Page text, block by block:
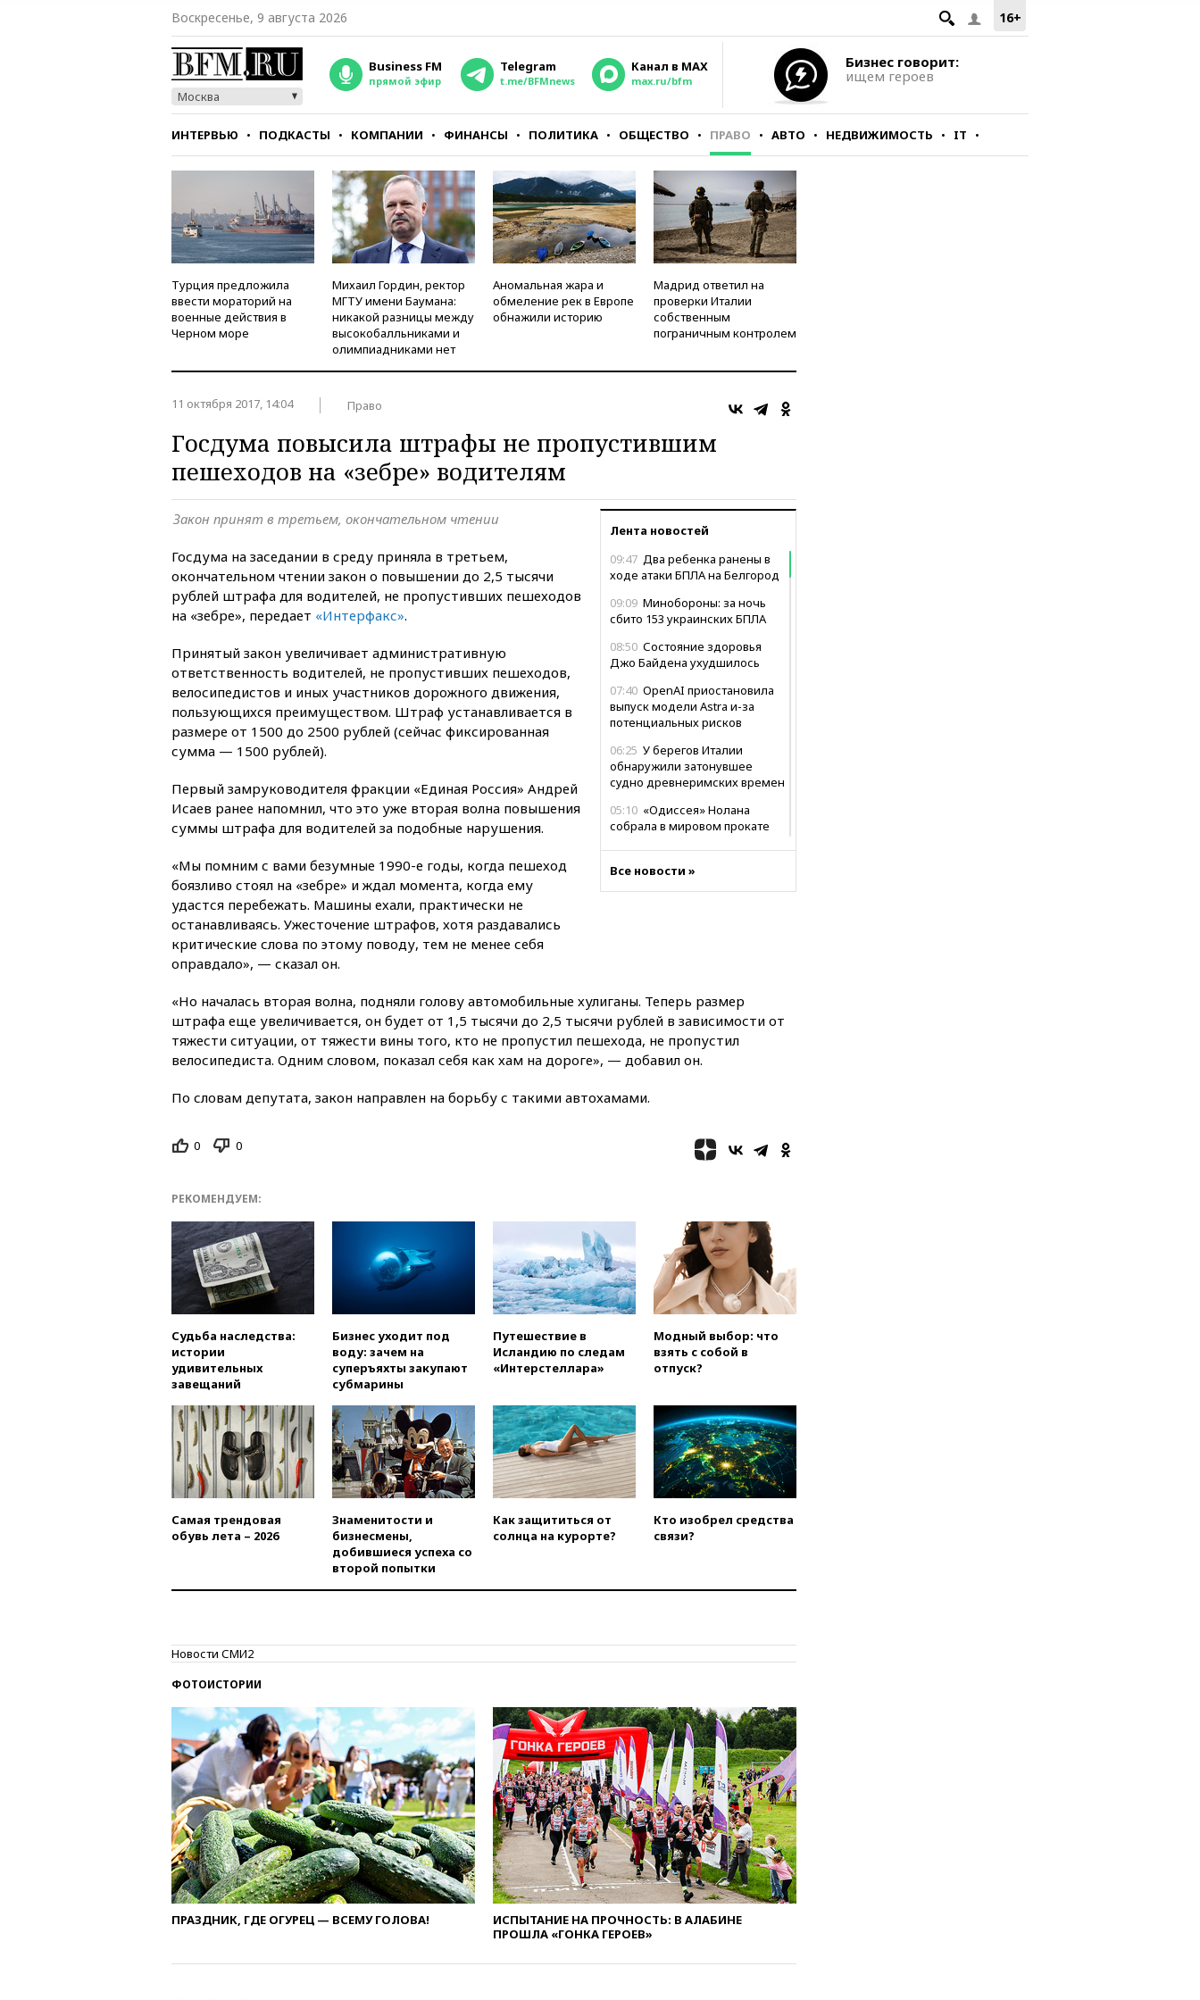
16+
Воскресенье, 9 августа 2026
Москва
Business FM
прямой эфир
Telegram
t.me/BFMnews
Канал в MAX
max.ru/bfm
Бизнес говорит:
ищем героев
ИНТЕРВЬЮ ПОДКАСТЫ КОМПАНИИ ФИНАНСЫ ПОЛИТИКА ОБЩЕСТВО ПРАВО АВТО НЕДВИЖИМОСТЬ IT
СТИЛЬ ТЕСТЫ
Турция предложила
ввести мораторий на
военные действия в
Черном море
Михаил Гордин, ректор
МГТУ имени Баумана:
никакой разницы между
высокобалльниками и
олимпиадниками нет
Аномальная жара и
обмеление рек в Европе
обнажили историю
Мадрид ответил на
проверки Италии
собственным
пограничным контролем
11 октября 2017, 14:04 Право
Госдума повысила штрафы не пропустившим
пешеходов на «зебре» водителям
Лента новостей
09:47 Два ребенка ранены в
ходе атаки БПЛА на Белгород
09:09 Минобороны: за ночь
сбито 153 украинских БПЛА
08:50 Состояние здоровья
Джо Байдена ухудшилось
07:40 OpenAI приостановила
выпуск модели Astra и-за
потенциальных рисков
06:25 У берегов Италии
обнаружили затонувшее
судно древнеримских времен
05:10 «Одиссея» Нолана
собрала в мировом прокате
02:22 Собянин сообщил о
идут поиски семьи, пропавшей
во время сплава
вчера, 23:30 Жителя Нижнего
Тагила арестовали за реакции
снимет триллер для Netflix
вчера, 21:43
Экс-
председатель Верховного
суда Венгрии согласился стать
президентом республики
введет экзамен для
претендентов на получение
гражданства
Болгарии: упавший в стране
беспилотник, скорее всего,
был украинским
вчера, 19:29ОАЭ обвинили
Иран в атаке на судно
Ормузе
антирекорда
суда на пост президента
Венгрии
вчера, 16:50Politico: «Газовая
авантюра Германии ставит под
угрозу европейскую зиму»
вчера, 16:16Беспилотник
взорвался вблизи
газопровода в Болгарии
вчера, 15:25При атаке БПЛА в
Белгородской области погиб
вчера, 14:54
Все новости »
Закон принят в третьем, окончательном чтении
Госдума на заседании в среду приняла в третьем,
окончательном чтении закон о повышении до 2,5 тысячи
рублей штрафа для водителей, не пропустивших пешеходов
на «зебре», передает «Интерфакс».
Принятый закон увеличивает административную
ответственность водителей, не пропустивших пешеходов,
велосипедистов и иных участников дорожного движения,
пользующихся преимуществом. Штраф устанавливается в
размере от 1500 до 2500 рублей (сейчас фиксированная
сумма — 1500 рублей).
Первый замруководителя фракции «Единая Россия» Андрей
Исаев ранее напомнил, что это уже вторая волна повышения
суммы штрафа для водителей за подобные нарушения.
«Мы помним с вами безумные 1990-е годы, когда пешеход
боязливо стоял на «зебре» и ждал момента, когда ему
удастся перебежать. Машины ехали, практически не
останавливаясь. Ужесточение штрафов, хотя раздавались
критические слова по этому поводу, тем не менее себя
оправдало», — сказал он.
«Но началась вторая волна, подняли голову автомобильные хулиганы. Теперь размер
штрафа еще увеличивается, он будет от 1,5 тысячи до 2,5 тысячи рублей в зависимости от
тяжести ситуации, от тяжести вины того, кто не пропустил пешехода, не пропустил
велосипедиста. Одним словом, показал себя как хам на дороге», — добавил он.
По словам депутата, закон направлен на борьбу с такими автохамами.
0 0
РЕКОМЕНДУЕМ:
Судьба наследства:
истории
удивительных
завещаний
Бизнес уходит под
воду: зачем на
суперъяхты закупают
субмарины
Путешествие в
Исландию по следам
«Интерстеллара»
Модный выбор: что
взять с собой в
отпуск?
Самая трендовая
обувь лета – 2026
Знаменитости и
бизнесмены,
добившиеся успеха со
второй попытки
Как защититься от
солнца на курорте?
Кто изобрел средства
связи?
Новости СМИ2
ФОТОИСТОРИИ
ПРАЗДНИК, ГДЕ ОГУРЕЦ — ВСЕМУ ГОЛОВА!
ИСПЫТАНИЕ НА ПРОЧНОСТЬ: В АЛАБИНЕ
ПРОШЛА «ГОНКА ГЕРОЕВ»